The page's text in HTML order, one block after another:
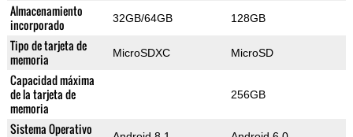
Almacenamiento
incorporado
32GB/64GB 128GB
Tipo de tarjeta de
memoria
MicroSDXC MicroSD
Capacidad máxima
de la tarjeta de
memoria
256GB
Sistema Operativo